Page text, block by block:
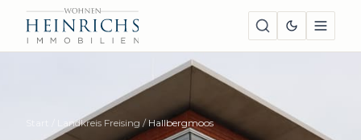
Landkreis Freising /Hallbergmoos